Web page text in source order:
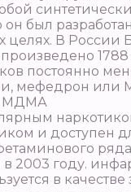
был
В России
1788
постоянно
мефедрон
МДМА
и доступен
в 2003 году.
в